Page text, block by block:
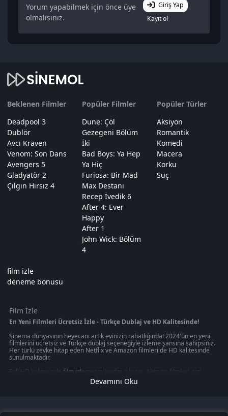
Yorum yapabilmek için önce üye
olmalısınız.
Giriş Yap
Kayıt ol
Beklenen Filmler
Deadpool 3
Dublör
Avcı Kraven
Venom: Son Dans
Avengers 5
Gladyatör 2
Çılgın Hırsız 4
Popüler Filmler
Dune: Çöl
Gezegeni Bölüm
İki
Bad Boys: Ya Hep
Ya Hiç
Furiosa: Bir Mad
Max Destanı
Recep İvedik 6
After 4: Ever
Happy
After 1
John Wick: Bölüm
4
Popüler Türler
Aksiyon
Romantik
Komedi
Macera
Korku
Suç
film izle
deneme bonusu
Film İzle
En Yeni Filmleri Ücretsiz İzle - Türkçe Dublaj ve HD Kalitesinde!
Sinema dünyasının heyecanı artık evinizin rahatlığında! 2024'ün en yeni
filmlerini ücretsiz ve Türkçe dublaj seçeneğiyle izleme şansına sahipsiniz.
Her türlü zevke hitap eden Netflix ve Amazon filmleri de HD kalitesinde
sunulmaktadır.
Full HD kalitesinde film izle menin keyfini çıkarın. Aksiyon filmleri, sizi
gerilim dolu anların içine çekerken, macera filmleri sizi uzak diyarlara
götürecek. Korku filmleri, heyecan dolu anlar yaşamanızı sağlarken, en
şekilde yaşatmayı hedefliyor. Bu platformlar, sizin için en iyi seçenekleri
Devamını Oku